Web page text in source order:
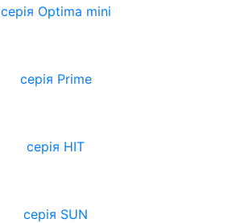
серія Optima mini
серія Prime
серія HIT
серія SUN